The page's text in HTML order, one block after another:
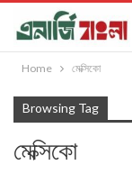
Home মেক্সিকো
Browsing Tag
মেক্সিকো